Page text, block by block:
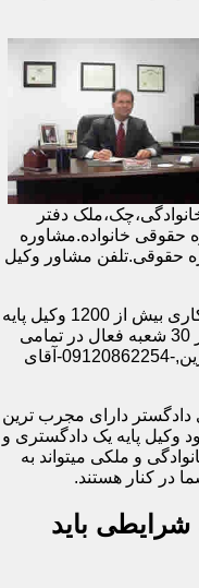
دفتر
ساعته.مشاوره حقوقی خانواده.مشاوره
حقوقی.تلفن مشاور وکیل
بزرگترین گروه وکلا تخصصی تهران با همکاری بیش از 1200 وکیل پایه
یک با تجربه در سراسرکشور.دارای بیش از 30 شعبه فعال در تمامی
استان ها و با همکاری بهترین و با سابقه ترین,-09120862254-آقای
دادگستر دارای مجرب ترین
وکیل پایه یک دادگستری و
و ملکی میتواند به
در کنار هستند.
شرایطی باید